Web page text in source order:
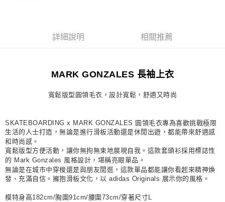
每筆NT$80，滿NT$1,500(含以上)免運費
詳細說明 相關推薦
MARK GONZALES 長袖上衣
寬鬆版型圓領毛衣，設計寬鬆，舒適又時尚
SKATEBOARDING x MARK GONZALES 圓領毛衣專為喜歡挑戰極限
生活的人士打造，無論是進行滑板活動還是休閒出遊，都能帶來舒適感
和時尚感。
寬鬆版型方便活動，讓你無拘無束地展現自我。這款套頭衫採用標誌性
的 Mark Gonzales 風格設計，堪稱亮眼單品。
無論是在城市中穿梭還是與朋友閒逛，這款單品都能讓你看起來精神煥
發、充滿自信。擁抱滑板文化，以 adidas Originals 展示你的風格。
模特身高182cm/胸圍91cm/腰圍73cm/穿著尺寸L